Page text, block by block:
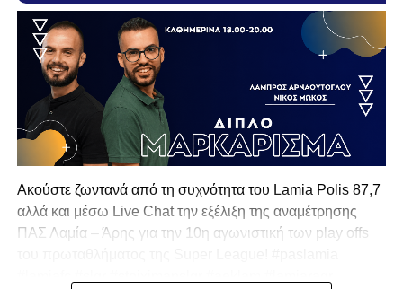
Ακούστε ζωντανά από τη συχνότητα του Lamia Polis 87,7
αλλά και μέσω Live Chat την εξέλιξη της αναμέτρησης
ΠΑΣ Λαμία – Άρης για την 10η αγωνιστική των play offs